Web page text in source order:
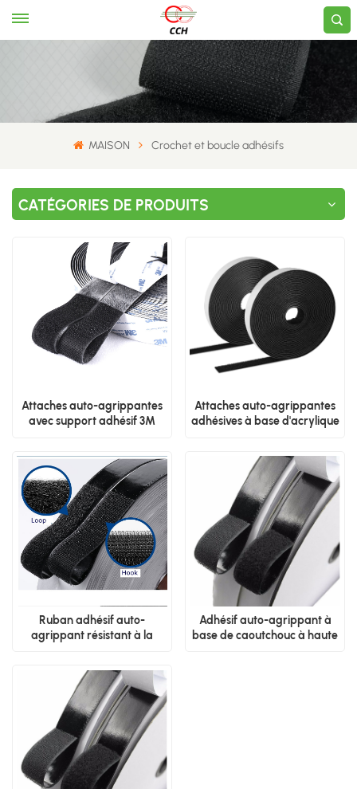
MAISON Crochet et boucle adhésifs
CATÉGORIES DE PRODUITS
Attaches auto-agrippantes
avec support adhésif 3M
Attaches auto-agrippantes
adhésives à base d'acrylique
Ruban adhésif auto-
agrippant résistant à la
Adhésif auto-agrippant à
base de caoutchouc à haute